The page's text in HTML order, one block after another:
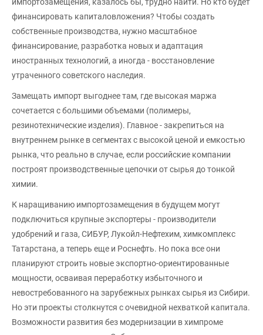
финансировать капиталовложения? Чтобы создать
собственные производства, нужно масштабное
финансирование, разработка новых и адаптация
иностранных технологий, а иногда - восстановление
утраченного советского наследия.
Замещать импорт выгоднее там, где высокая маржа
сочетается с большими объемами (полимеры,
резинотехнические изделия). Главное - закрепиться на
внутреннем рынке в сегментах с высокой ценой и емкостью
рынка, что реально в случае, если российские компании
построят производственные цепочки от сырья до тонкой
химии.
К наращиванию импортозамещения в будущем могут
подключиться крупные экспортеры - производители
удобрений и газа, СИБУР, Лукойл-Нефтехим, химкомплекс
Татарстана, а теперь еще и Роснефть. Но пока все они
планируют строить новые экспортно-ориентированные
мощности, осваивая переработку избыточного и
невостребованного на зарубежных рынках сырья из Сибири.
Но эти проекты столкнутся с очевидной нехваткой капитала.
Возможности развития без модернизации в химпроме